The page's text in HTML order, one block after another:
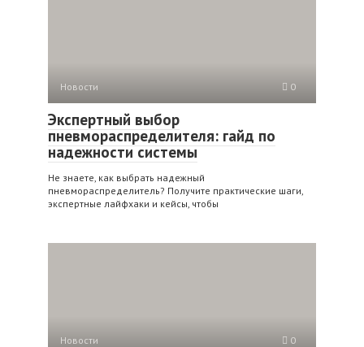
Новости 0
Экспертный выбор
пневмораспределителя: гайд по
надежности системы
Не знаете, как выбрать надежный
пневмораспределитель? Получите практические шаги,
экспертные лайфхаки и кейсы, чтобы
Новости 0